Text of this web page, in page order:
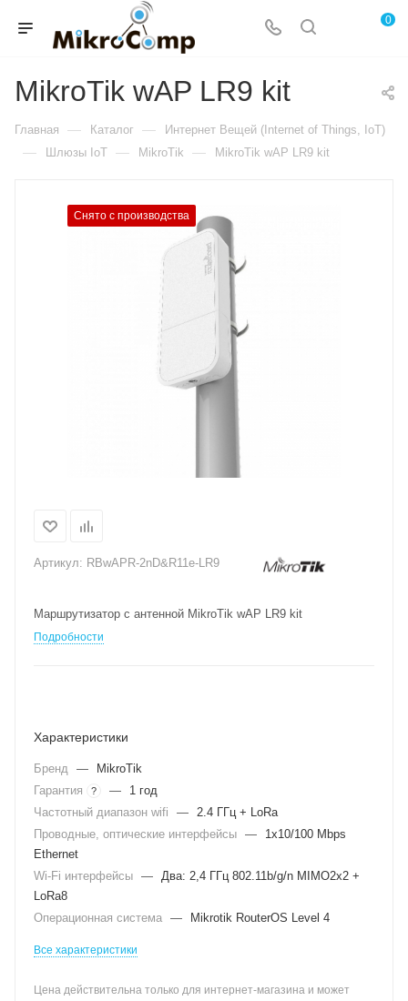
0
MikroTik wAP LR9 kit
Главная — Каталог — Интернет Вещей (Internet of Things, IoT)
— Шлюзы IoT — MikroTik — MikroTik wAP LR9 kit
Снято с производства
Артикул: RBwAPR-2nD&R11e-LR9
Маршрутизатор с антенной MikroTik wAP LR9 kit
Подробности
Характеристики
Бренд —
MikroTik
Гарантия
? —
1 год
Частотный диапазон wifi
— 2.4 ГГц + LoRa
Проводные, оптические интерфейсы —
1x10/100 Mbps
Ethernet
Wi-Fi интерфейсы — Два: 2,4 ГГц 802.11b/g/n MIMO2x2 +
LoRa8
Операционная система — Mikrotik RouterOS Level 4
Все характеристики
Цена действительна только для интернет-магазина и может